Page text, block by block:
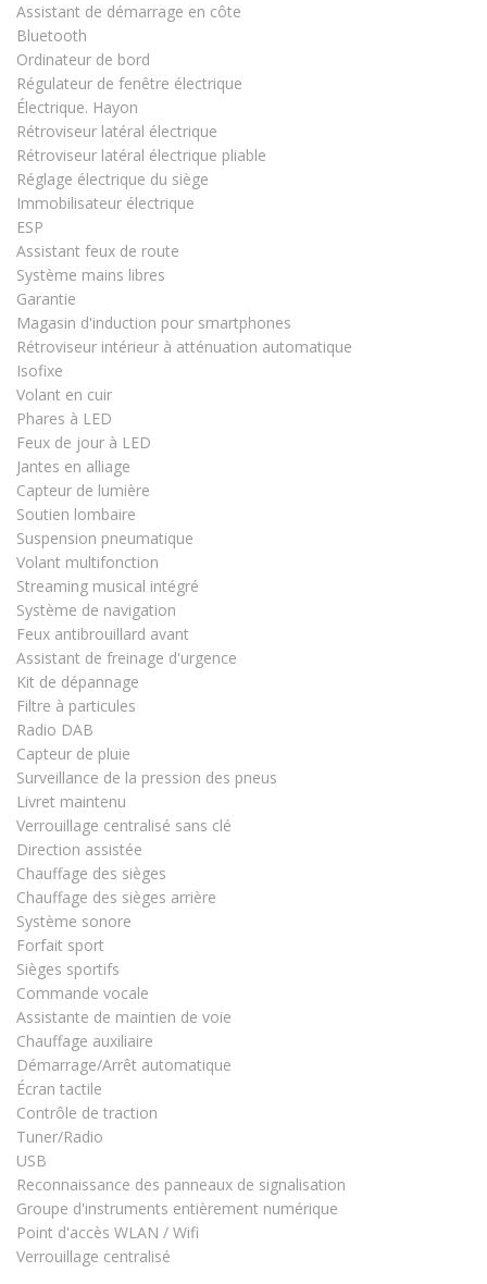
Assistant de démarrage en côte
Bluetooth
Ordinateur de bord
Régulateur de fenêtre électrique
Électrique. Hayon
Rétroviseur latéral électrique
Rétroviseur latéral électrique pliable
Réglage électrique du siège
Immobilisateur électrique
ESP
Assistant feux de route
Système mains libres
Garantie
Magasin d'induction pour smartphones
Rétroviseur intérieur à atténuation automatique
Isofixe
Volant en cuir
Phares à LED
Feux de jour à LED
Jantes en alliage
Capteur de lumière
Soutien lombaire
Suspension pneumatique
Volant multifonction
Streaming musical intégré
Système de navigation
Feux antibrouillard avant
Assistant de freinage d'urgence
Kit de dépannage
Filtre à particules
Radio DAB
Capteur de pluie
Surveillance de la pression des pneus
Livret maintenu
Verrouillage centralisé sans clé
Direction assistée
Chauffage des sièges
Chauffage des sièges arrière
Système sonore
Forfait sport
Sièges sportifs
Commande vocale
Assistante de maintien de voie
Chauffage auxiliaire
Démarrage/Arrêt automatique
Écran tactile
Contrôle de traction
Tuner/Radio
USB
Reconnaissance des panneaux de signalisation
Groupe d'instruments entièrement numérique
Point d'accès WLAN / Wifi
Verrouillage centralisé